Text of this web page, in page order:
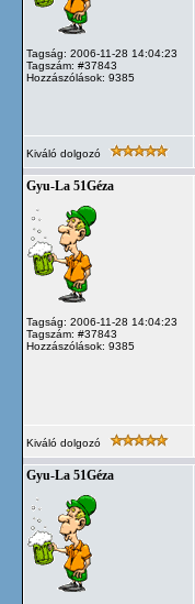
Tagság: 2006-11-28 14:04:23
Tagszám: #37843
Hozzászólások: 9385
Kiváló dolgozó
Gyu-La 51Géza
Tagság: 2006-11-28 14:04:23
Tagszám: #37843
Hozzászólások: 9385
Kiváló dolgozó
Gyu-La 51Géza